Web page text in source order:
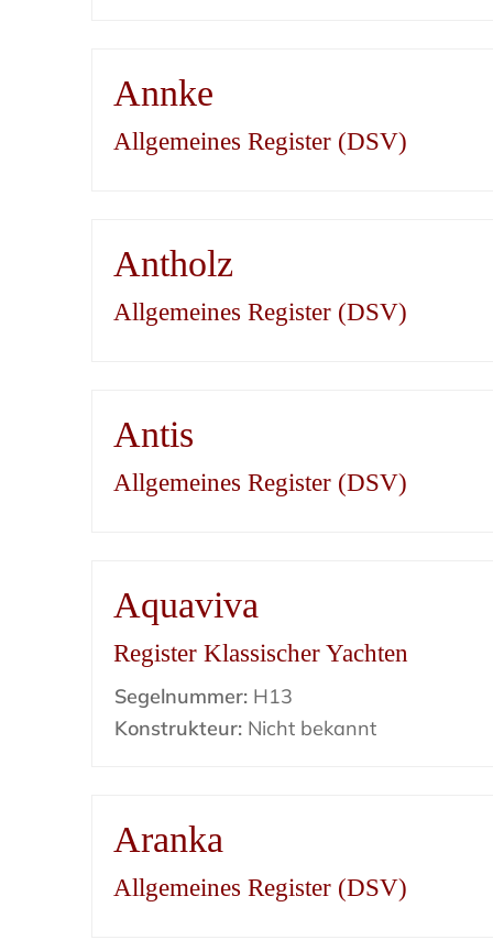
Annke
Allgemeines Register (DSV)
Antholz
Allgemeines Register (DSV)
Antis
Allgemeines Register (DSV)
Aquaviva
Register Klassischer Yachten
Segelnummer: H13
Konstrukteur: Nicht bekannt
Aranka
Allgemeines Register (DSV)